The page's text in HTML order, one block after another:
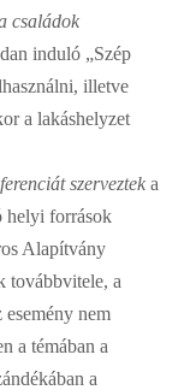
családok
induló „Szép
illetve
a lakáshelyzet
szerveztek a
helyi források
Alapítvány
továbbvitele, a
nem
a témában a
a